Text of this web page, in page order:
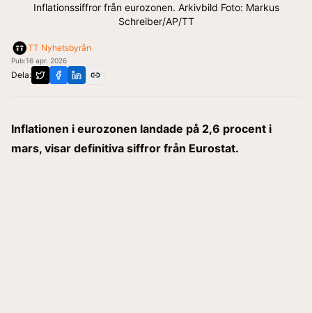
Inflationssiffror från eurozonen. Arkivbild Foto: Markus
Schreiber/AP/TT
TT Nyhetsbyrån
Pub:16 apr. 2026
Dela:
Inflationen i eurozonen landade på 2,6 procent i
mars, visar definitiva siffror från Eurostat.